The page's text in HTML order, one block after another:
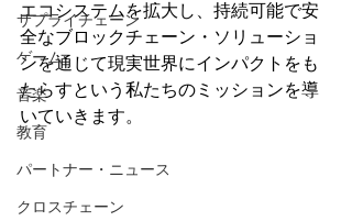
サプライチェーン
ゲーム
音楽
教育
パートナー・ニュース
クロスチェーン
エコシステムを拡大し、持続可能で安
全なブロックチェーン・ソリューショ
ンを通じて現実世界にインパクトをも
たらすという私たちのミッションを導
いていきます。